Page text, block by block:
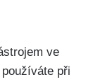
ve
při